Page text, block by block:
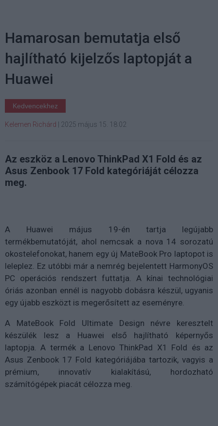
Hamarosan bemutatja első
hajlítható kijelzős laptopját a
Huawei
Kedvencekhez
Kelemen Richárd 2025 május 15. 18:02
Az eszköz a Lenovo ThinkPad X1 Fold és az
Asus Zenbook 17 Fold kategóriáját célozza
meg.
A Huawei május 19-én tartja legújabb
termékbemutatóját, ahol nemcsak a nova 14 sorozatú
okostelefonokat, hanem egy új MateBook Pro laptopot is
leleplez. Ez utóbbi már a nemrég bejelentett HarmonyOS
PC operációs rendszert futtatja. A kínai technológiai
óriás azonban ennél is nagyobb dobásra készül, ugyanis
egy újabb eszközt is megerősített az eseményre.
A MateBook Fold Ultimate Design névre keresztelt
készülék lesz a Huawei első hajlítható képernyős
laptopja. A termék a Lenovo ThinkPad X1 Fold és az
Asus Zenbook 17 Fold kategóriájába tartozik, vagyis a
prémium, innovatív kialakítású, hordozható
számítógépek piacát célozza meg.